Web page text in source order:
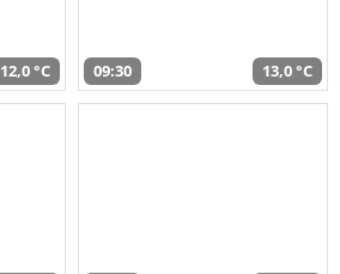
12,0 °C 09:30 13,0 °C